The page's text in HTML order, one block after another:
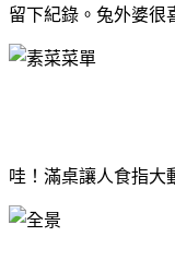
留下紀錄。兔外婆很
哇！滿桌讓人食指大